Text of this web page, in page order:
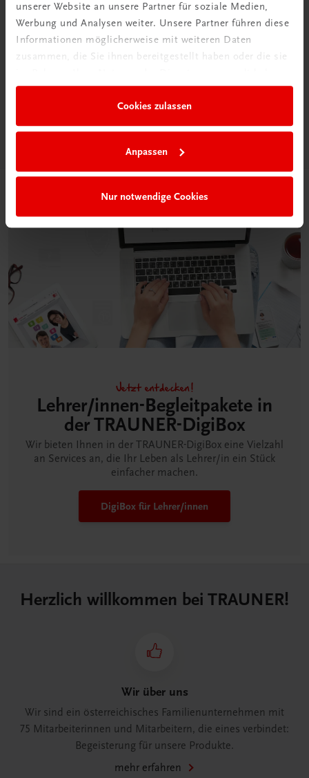
unserer Website an unsere Partner für soziale Medien,
Werbung und Analysen weiter. Unsere Partner führen diese
Informationen möglicherweise mit weiteren Daten
zusammen, die Sie ihnen bereitgestellt haben oder die sie
Cookies zulassen
Anpassen
Nur notwendige Cookies
Neu in der DigiBox
Klassenzimmer“
Jetzt entdecken!
Lehrer/innen-Begleitpakete in
der TRAUNER-DigiBox
Wir bieten Ihnen in der TRAUNER-DigiBox eine Vielzahl
an Services an, die Ihr Leben als Lehrer/in ein Stück
einfacher machen.
DigiBox für Lehrer/innen
Herzlich willkommen bei TRAUNER!
Wir über uns
Wir sind ein österreichisches Familienunternehmen mit
75 Mitarbeiterinnen und Mitarbeitern, die eines verbindet:
Begeisterung für unsere Produkte.
mehr erfahren